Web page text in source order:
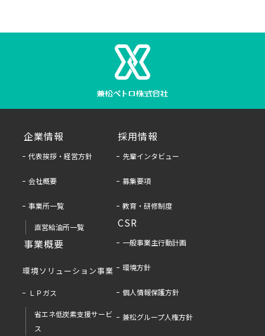
企業情報
代表挨拶・経営方針
会社概要
事業所一覧
直営給油所一覧
事業概要
環境ソリューション事業
ＬＰガス
省エネ低炭素支援サービ
ス
採用情報
先輩インタビュー
募集要項
教育・研修制度
CSR
一般事業主行動計画
環境方針
個人情報保護方針
兼松グループ人権方針